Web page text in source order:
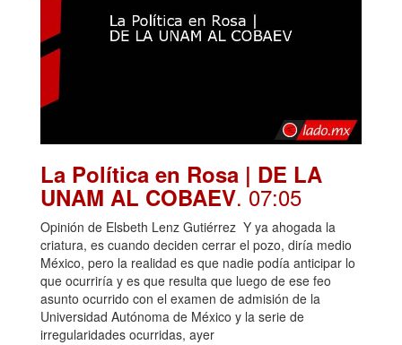
La Política en Rosa | DE LA
UNAM AL COBAEV. 07:05
Opinión de Elsbeth Lenz Gutiérrez Y ya ahogada la
criatura, es cuando deciden cerrar el pozo, diría medio
México, pero la realidad es que nadie podía anticipar lo
que ocurriría y es que resulta que luego de ese feo
asunto ocurrido con el examen de admisión de la
Universidad Autónoma de México y la serie de
irregularidades ocurridas, ayer